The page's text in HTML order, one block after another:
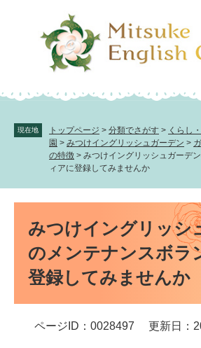
で
ば
現在地 トップページ > 分類でさがす > くらし
園 > みつけイングリッシュガーデン >
の特徴 > みつけイングリッシュガーデ
ィアに登録してみませんか
みつけイングリッシ
のメンテナンスボラ
登録してみませんか
ページID：0028497 更新日：